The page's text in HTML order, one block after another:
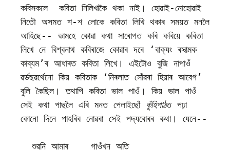
কবিসকলে  কবিতা নিলিখাকৈ থকা নাই। হোৱাই-নোহোৱাই
নিতৌ অসমত শ-শ লোকে কবিতা লিখি থকাৰ সময়ত মনলৈ
আহিছে-- ভামহে কোৱা কথা সাৰোগত কৰি কবিয়ে কবিতা
লিখে নে বিশ্বনাথ কবিৰাজে কোৱাৰ দৰে ‘বাক্যং ৰসাত্মক
কাব্যম’ৰ আধাৰত কবিতা লিখে। এইটোও বুজি নাপাওঁ
ৱৰ্ডছৱৰ্থেনো কিয় কবিতাক ‘নিৰলাত সোঁৱৰা হিয়াৰ আবেগ’
বুলি কৈছিল। তথাপি কবিতা ভাল পাওঁ। কিয় ভাল পাওঁ
সেই কথা পাছলৈ এৰি মনত পেলাইছোঁ কুঁহিপাঠত পঢ়া
কোনো দিনে পাহৰিব নোৱৰা সেই পদ্যবোৰৰ কথা। যেনে--
  শুৱনি আমাৰ    গাওঁখন অতি